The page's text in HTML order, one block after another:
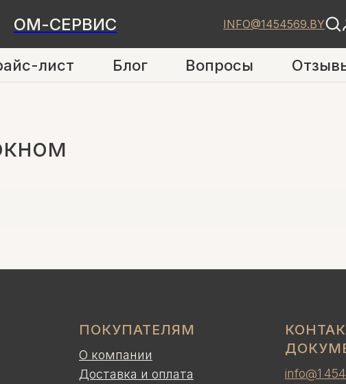
ОМ-СЕРВИС INFO@1454569.BY
лист Блог Вопросы
ПОКУПАТЕЛЯМ
О компании
Доставка и оплата
info@1